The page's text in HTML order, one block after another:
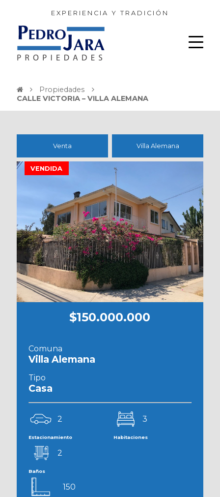
EXPERIENCIA Y TRADICIÓN
Propiedades
CALLE VICTORIA – VILLA ALEMANA
Venta Villa Alemana
VENDIDA
$150.000.000
Comuna
Villa Alemana
Tipo
Casa
2
Estacionamiento
3
Habitaciones
2
Baños
150